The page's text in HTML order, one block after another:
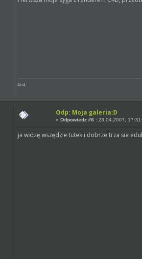
last:
Odp: Moja galeria:D
«Odpowiedz #6 : 23.04.2007,
ja widzę wszędzie tutek i dobrze trza sie